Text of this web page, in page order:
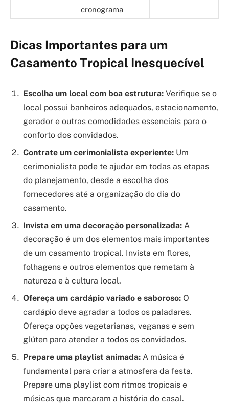
cronograma
Dicas Importantes para um
Casamento Tropical Inesquecível
Escolha um local com boa estrutura: Verifique se o
local possui banheiros adequados, estacionamento,
gerador e outras comodidades essenciais para o
conforto dos convidados.
Contrate um cerimonialista experiente: Um
cerimonialista pode te ajudar em todas as etapas
do planejamento, desde a escolha dos
fornecedores até a organização do dia do
casamento.
Invista em uma decoração personalizada: A
decoração é um dos elementos mais importantes
de um casamento tropical. Invista em flores,
folhagens e outros elementos que remetam à
natureza e à cultura local.
Ofereça um cardápio variado e saboroso: O
cardápio deve agradar a todos os paladares.
Ofereça opções vegetarianas, veganas e sem
glúten para atender a todos os convidados.
Prepare uma playlist animada: A música é
fundamental para criar a atmosfera da festa.
Prepare uma playlist com ritmos tropicais e
músicas que marcaram a história do casal.